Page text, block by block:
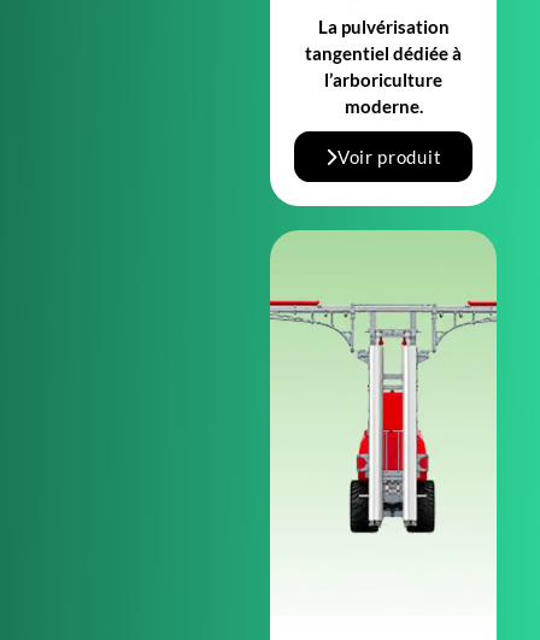
La pulvérisation
tangentiel dédiée à
l’arboriculture
moderne.
Voir produit